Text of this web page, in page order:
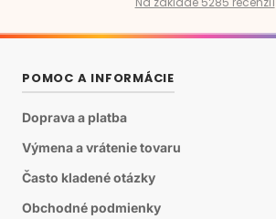
POMOC A INFORMÁCIE
Doprava a platba
Výmena a vrátenie tovaru
Často kladené otázky
Obchodné podmienky